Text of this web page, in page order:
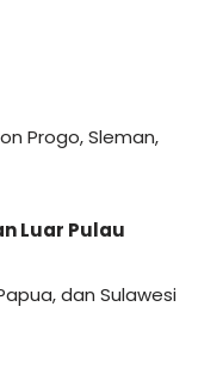
Progo, Sleman,
Luar Pulau
dan Sulawesi